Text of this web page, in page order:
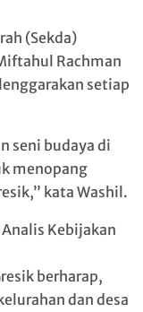
(Sekda)
Rachman
setiap
seni budaya di
menopang
kata Washil.
Kebijakan
berharap,
dan desa